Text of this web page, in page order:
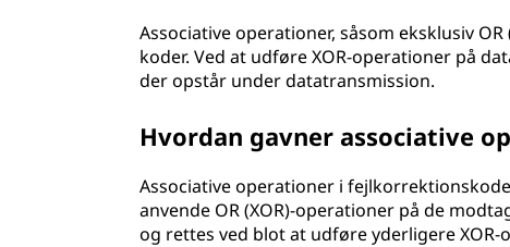
Associative operationer, såsom eksklusiv
koder. Ved at udføre XOR-operationer på
der opstår under datatransmission.
Hvordan gavner associative
Associative operationer i
anvende OR (XOR)-operationer på de
og rettes ved blot at udføre yderligere XOR-